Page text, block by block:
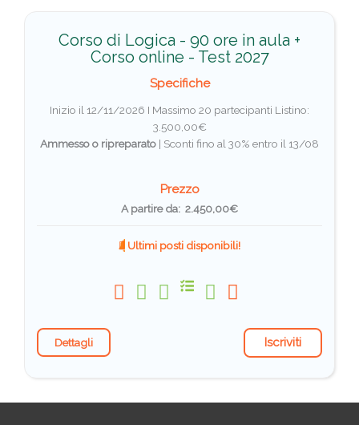
Corso di Logica - 90 ore in aula +
Corso online - Test 2027
Specifiche
Inizio il 12/11/2026 I Massimo 20 partecipanti Listino:
3.500,00€
Ammesso o ripreparato | Sconti fino al 30% entro il 13/08
Prezzo
A partire da: 2.450,00€
Ultimi posti disponibili!
Dettagli Iscriviti